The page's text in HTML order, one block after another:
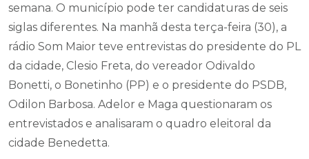
semana. O município pode ter candidaturas de seis
siglas diferentes. Na manhã desta terça-feira (30), a
rádio Som Maior teve entrevistas do presidente do PL
da cidade, Clesio Freta, do vereador Odivaldo
Bonetti, o Bonetinho (PP) e o presidente do PSDB,
Odilon Barbosa. Adelor e Maga questionaram os
entrevistados e analisaram o quadro eleitoral da
cidade Benedetta.